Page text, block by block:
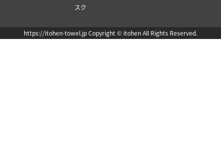
スク
https://itohen-towel.jp Copyright © itohen All Rights Reserved.